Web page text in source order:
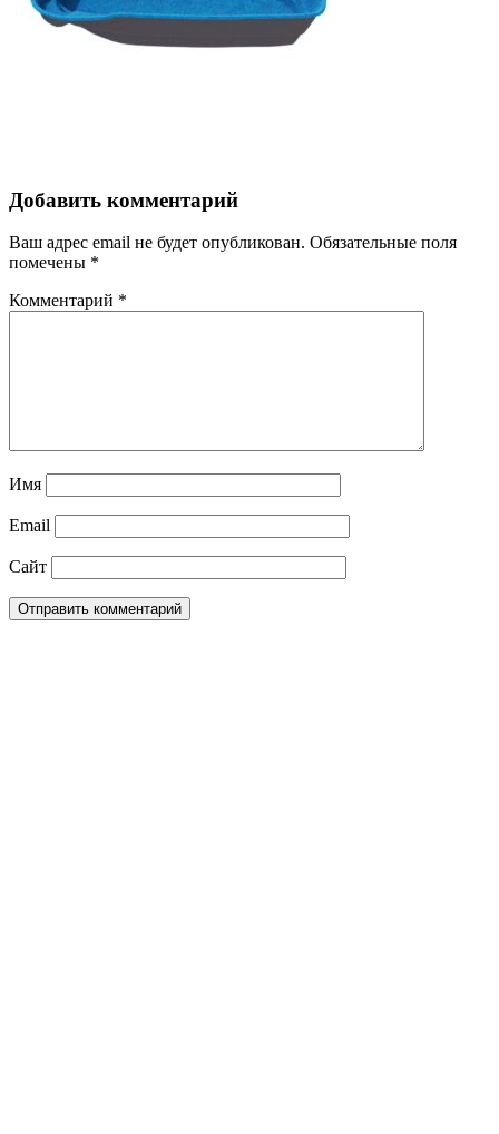
Добавить комментарий
Ваш адрес email не будет опубликован. Обязательные поля
помечены *
Комментарий *
Имя
Email
Сайт